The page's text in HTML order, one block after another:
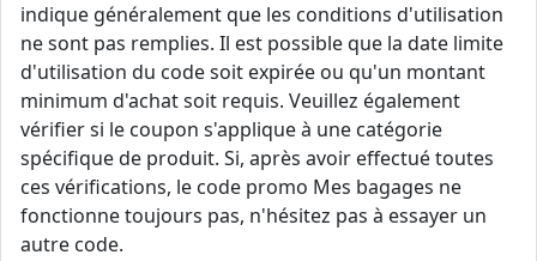
indique généralement que les conditions d'utilisation
ne sont pas remplies. Il est possible que la date limite
d'utilisation du code soit expirée ou qu'un montant
minimum d'achat soit requis. Veuillez également
vérifier si le coupon s'applique à une catégorie
spécifique de produit. Si, après avoir effectué toutes
ces vérifications, le code promo Mes bagages ne
fonctionne toujours pas, n'hésitez pas à essayer un
autre code.